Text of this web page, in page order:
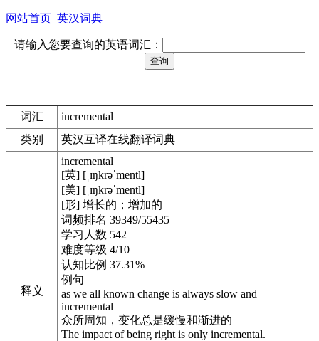
网站首页 英汉词典
请输入您要查询的英语词汇：
词汇
incremental
类别
英汉互译在线翻译词典
释义
incremental
[英] [ˌɪŋkrəˈmentl]
[美] [ˌɪŋkrəˈmentl]
[形] 增长的；增加的
词频排名 39349/55435
学习人数 542
难度等级 4/10
认知比例 37.31%
例句
as we all known change is always slow and
incremental
众所周知，变化总是缓慢和渐进的
The impact of being right is only incremental.